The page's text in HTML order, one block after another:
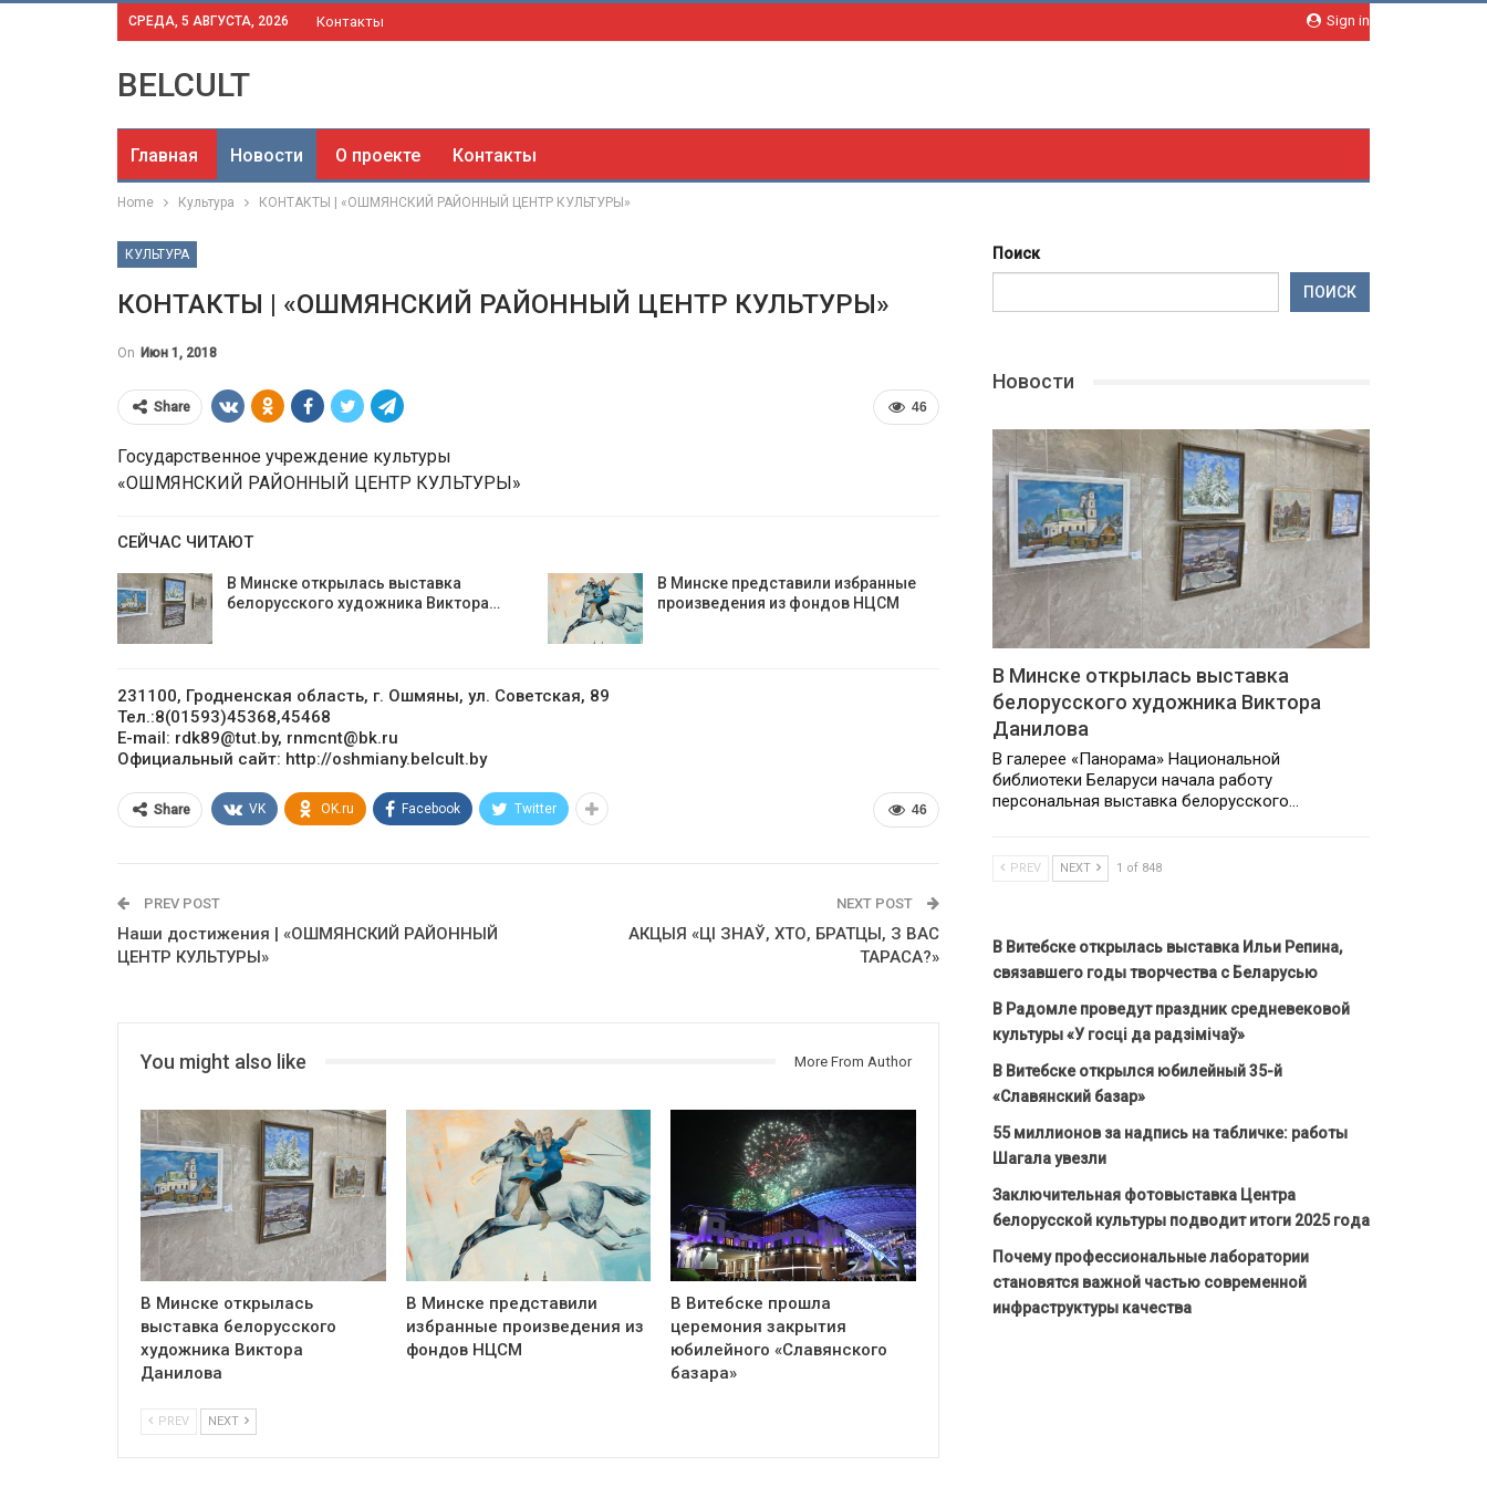
Sign in
СРЕДА, 5 АВГУСТА, 2026 Контакты
BELCULT
Главная Новости О проекте Контакты
Home Культура КОНТАКТЫ | «ОШМЯНСКИЙ РАЙОННЫЙ ЦЕНТР КУЛЬТУРЫ»
КУЛЬТУРА
КОНТАКТЫ | «ОШМЯНСКИЙ РАЙОННЫЙ ЦЕНТР КУЛЬТУРЫ»
On Июн 1, 2018
46
Share
Государственное учреждение культуры
«ОШМЯНСКИЙ РАЙОННЫЙ ЦЕНТР КУЛЬТУРЫ»
СЕЙЧАС ЧИТАЮТ
В Минске открылась выставка
белорусского художника Виктора…
В Минске представили избранные
произведения из фондов НЦСМ
231100, Гродненская область, г. Ошмяны, ул. Советская, 89
Тел.:8(01593)45368,45468
E-mail: rdk89@tut.by, rnmcnt@bk.ru
Официальный сайт: http://oshmiany.belcult.by
46
Share VK OK.ru Facebook Twitter
PREV POST
Наши достижения | «ОШМЯНСКИЙ РАЙОННЫЙ
ЦЕНТР КУЛЬТУРЫ»
NEXT POST
АКЦЫЯ «ЦІ ЗНАЎ, ХТО, БРАТЦЫ, З ВАС
ТАРАСА?»
You might also like More From Author
В Минске открылась
выставка белорусского
художника Виктора
Данилова
В Минске представили
избранные произведения из
фондов НЦСМ
В Витебске прошла
церемония закрытия
юбилейного «Славянского
базара»
PREV NEXT
Поиск
ПОИСК
Новости
В Минске открылась выставка
белорусского художника Виктора
Данилова
В галерее «Панорама» Национальной
библиотеки Беларуси начала работу
персональная выставка белорусского…
PREV NEXT 1 of 848
В Витебске открылась выставка Ильи Репина,
связавшего годы творчества с Беларусью
В Радомле проведут праздник средневековой
культуры «У госці да радзімічаў»
В Витебске открылся юбилейный 35-й
«Славянский базар»
55 миллионов за надпись на табличке: работы
Шагала увезли
Заключительная фотовыставка Центра
белорусской культуры подводит итоги 2025 года
Почему профессиональные лаборатории
становятся важной частью современной
инфраструктуры качества